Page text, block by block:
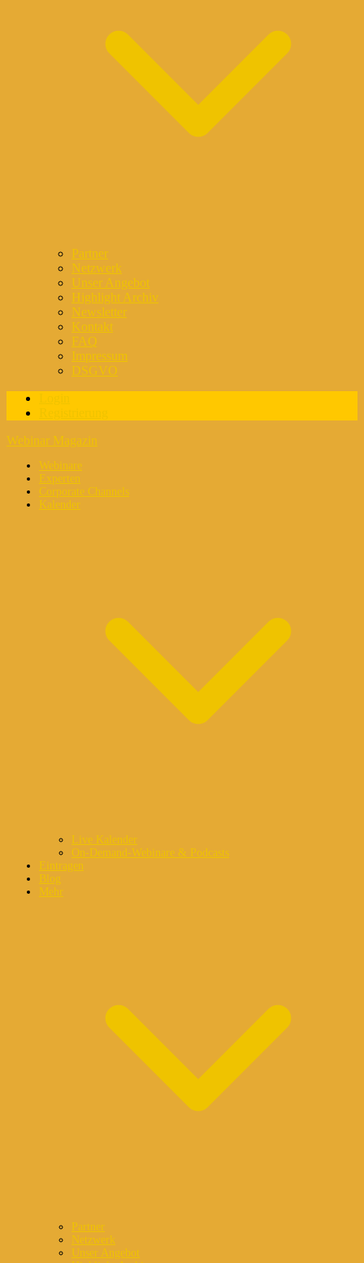
Partner
Netzwerk
Unser Angebot
Highlight Archiv
Newsletter
Kontakt
FAQ
Impressum
DSGVO
Webinar Magazin
Webinare
Experten
Corporate Channels
Kalender
Live Kalender
On-Demand-Webinare & Podcasts
Eintragen
Blog
Mehr
Partner
Netzwerk
Unser Angebot